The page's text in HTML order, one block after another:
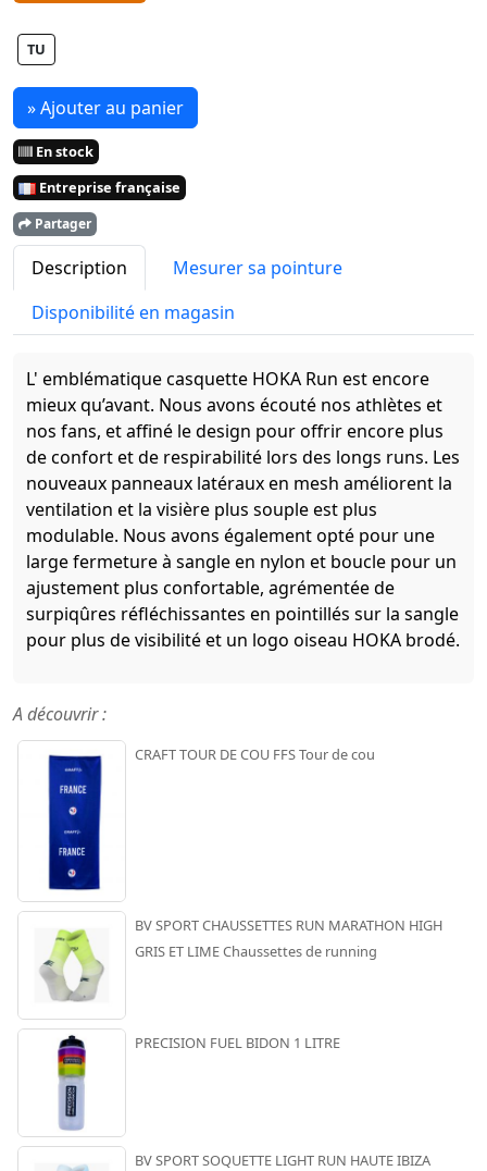
TU
» Ajouter au panier
En stock
Entreprise française
Partager
Description
Mesurer sa pointure
Disponibilité en magasin
L' emblématique casquette HOKA Run est encore
mieux qu’avant. Nous avons écouté nos athlètes et
nos fans, et affiné le design pour offrir encore plus
de confort et de respirabilité lors des longs runs. Les
nouveaux panneaux latéraux en mesh améliorent la
ventilation et la visière plus souple est plus
modulable. Nous avons également opté pour une
large fermeture à sangle en nylon et boucle pour un
ajustement plus confortable, agrémentée de
surpiqûres réfléchissantes en pointillés sur la sangle
pour plus de visibilité et un logo oiseau HOKA brodé.
A découvrir :
CRAFT TOUR DE COU FFS Tour de cou
BV SPORT CHAUSSETTES RUN MARATHON HIGH
GRIS ET LIME Chaussettes de running
PRECISION FUEL BIDON 1 LITRE
BV SPORT SOQUETTE LIGHT RUN HAUTE IBIZA